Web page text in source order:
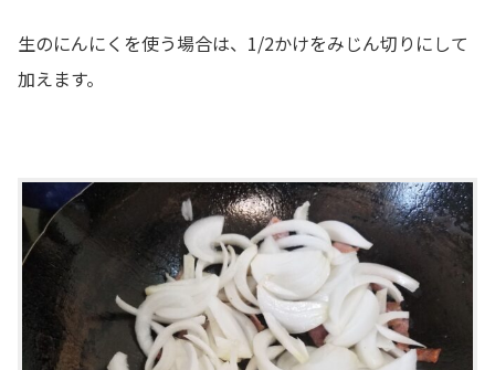
生のにんにくを使う場合は、1/2かけをみじん切りにして
加えます。